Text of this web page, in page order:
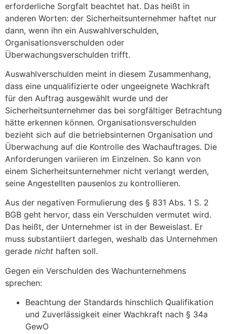
erforderliche Sorgfalt beachtet hat. Das heißt in
anderen Worten: der Sicherheitsunternehmer haftet nur
dann, wenn ihn ein Auswahlverschulden,
Organisationsverschulden oder
Überwachungsverschulden trifft.
Auswahlverschulden meint in diesem Zusammenhang,
dass eine unqualifizierte oder ungeeignete Wachkraft
für den Auftrag ausgewählt wurde und der
Sicherheitsunternehmer das bei sorgfältiger Betrachtung
hätte erkennen können. Organisationsverschulden
bezieht sich auf die betriebsinternen Organisation und
Überwachung auf die Kontrolle des Wachauftrages. Die
Anforderungen variieren im Einzelnen. So kann von
einem Sicherheitsunternehmer nicht verlangt werden,
seine Angestellten pausenlos zu kontrollieren.
Aus der negativen Formulierung des § 831 Abs. 1 S. 2
BGB geht hervor, dass ein Verschulden vermutet wird.
Das heißt, der Unternehmer ist in der Beweislast. Er
muss substantiiert darlegen, weshalb das Unternehmen
gerade nicht haften soll.
Gegen ein Verschulden des Wachunternehmens
sprechen:
Beachtung der Standards hinschlich Qualifikation
und Zuverlässigkeit einer Wachkraft nach § 34a
GewO